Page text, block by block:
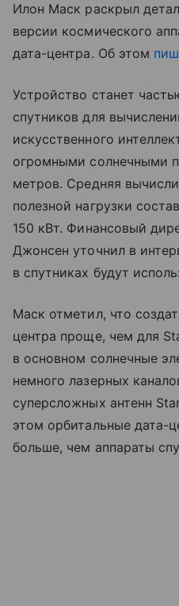
Илон Маск раскрыл
версии космического
дата-центра. Об этом
Устройство станет
спутников для
искусственного
огромными солнечными
метров. Средняя
полезной нагрузки
150 кВт. Финансовый
Джонсен уточнил в
в спутниках будут
Маск отметил, что
центра проще, чем для
в основном солнечные
немного лазерных
суперсложных антенн
этом орбитальные дата-
больше, чем аппараты